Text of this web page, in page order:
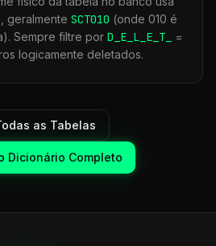
geralmente SCT010 (onde 010 é
Sempre filtre por D_E_L_E_T_
=
logicamente deletados.
as Tabelas
Dicionário Completo